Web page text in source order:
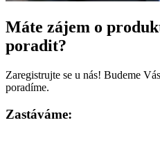
Máte zájem o
poradit?
Zaregistrujte se u nás! Budeme
poradíme.
Zastáváme: